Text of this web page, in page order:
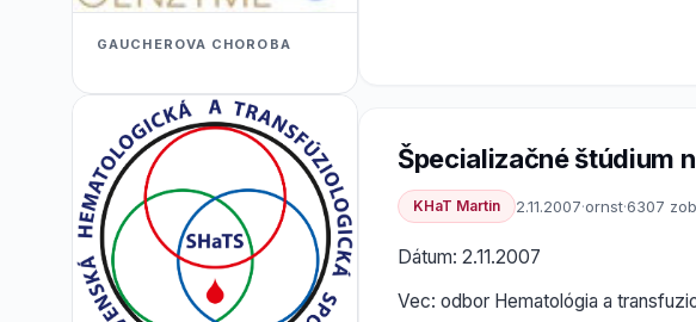
Špecializačné štúdium
KHaT Martin 2.11.2007·ornst·6307
Dátum: 2.11.2007
Vec: odbor Hematológia a
GAUCHEROVA CHOROBA